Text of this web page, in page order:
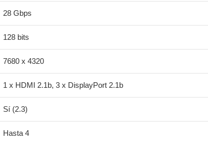
28 Gbps
128 bits
7680 x 4320
1 x HDMI 2.1b, 3 x DisplayPort 2.1b
Sí (2.3)
Hasta 4